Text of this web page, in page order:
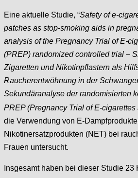
Eine aktuelle Studie, “Safety of e-
patches as stop-smoking aids in
analysis of the Pregnancy Trial of E-
(PREP) randomized controlled trial –
Zigaretten und Nikotinpflastern als
Raucherentwöhnung in der
Sekundäranalyse der randomisierten
PREP (Pregnancy Trial of E-cigarettes
die Verwendung von E-
Nikotinersatzprodukten (NET) bei
Frauen untersucht.
Insgesamt haben bei dieser Studie 23